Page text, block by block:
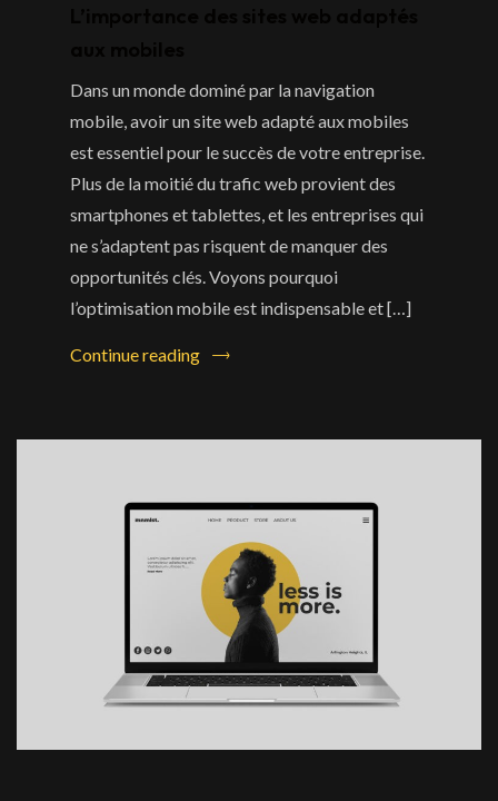
Dans un monde dominé par la navigation
mobile, avoir un site web adapté aux mobiles
est essentiel pour le succès de votre entreprise.
Plus de la moitié du trafic web provient des
smartphones et tablettes, et les entreprises qui
ne s’adaptent pas risquent de manquer des
opportunités clés. Voyons pourquoi
l’optimisation mobile est indispensable et […]
Continue reading